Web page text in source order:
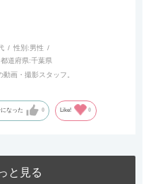
性別:男性
都道府県:千葉県
画・撮影スタッフ。
なった 0 Like! 0
と見る